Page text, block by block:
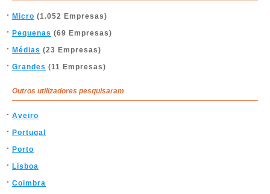
Micro (1.052 Empresas)
Pequenas (69 Empresas)
Médias (23 Empresas)
Grandes (11 Empresas)
Outros utilizadores pesquisaram
Aveiro
Portugal
Porto
Lisboa
Coimbra